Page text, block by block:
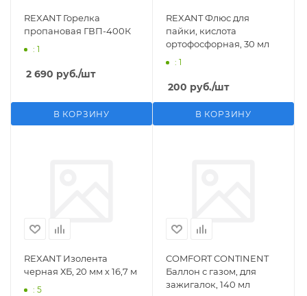
REXANT Горелка
пропановая ГВП-400К
: 1
2 690 руб./шт
В КОРЗИНУ
REXANT Флюс для
пайки, кислота
ортофосфорная, 30 мл
: 1
200 руб./шт
В КОРЗИНУ
REXANT Изолента
черная ХБ, 20 мм х 16,7 м
: 5
COMFORT CONTINENT
Баллон с газом, для
зажигалок, 140 мл